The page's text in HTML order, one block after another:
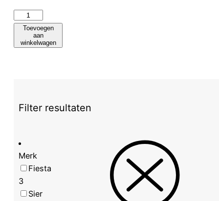
Sier
Disposables
FSC®
Per
65
mm
(1000
stuks)
aantal
Toevoegen
aan
winkelwagen
Filter resultaten
Merk
Fiesta
3
Sier